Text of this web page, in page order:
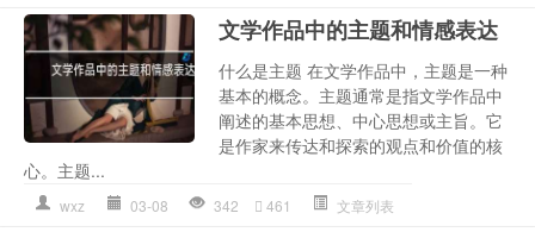
文学作品中的主题和情感表达
什么是主题 在文学作品中，主题是一种
基本的概念。主题通常是指文学作品中
阐述的基本思想、中心思想或主旨。它
是作家来传达和探索的观点和价值的核
心。主题...
wxz 03-08 342 461 文章列表